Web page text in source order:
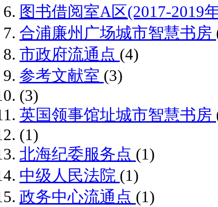
图书借阅室A区(2017-2019
合浦廉州广场城市智慧书房
市政府流通点 (4)
参考文献室 (3)
(3)
英国领事馆址城市智慧书房
(1)
北海纪委服务点 (1)
中级人民法院 (1)
政务中心流通点 (1)